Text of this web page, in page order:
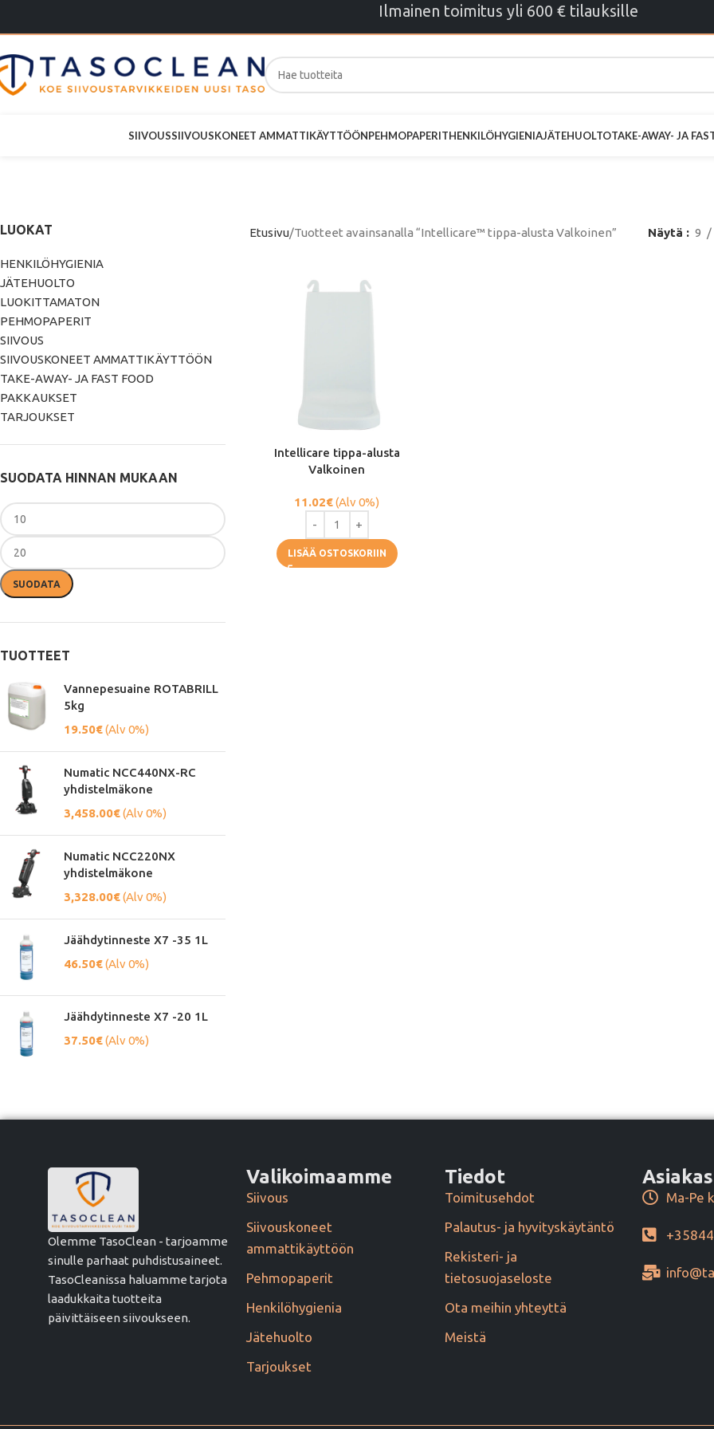
Ilmainen toimitus yli 600 € tilauksille
SIIVOUSSIIVOUSKONEET AMMATTIKÄYTTÖÖNPEHMOPAPERITHENKILÖHYGIENIAJÄTEHUOLTOTAKE-AWAY- JA
LUOKAT
HENKILÖHYGIENIA
JÄTEHUOLTO
LUOKITTAMATON
PEHMOPAPERIT
SIIVOUS
SIIVOUSKONEET AMMATTIKÄYTTÖÖN
TAKE-AWAY- JA FAST FOOD
PAKKAUKSET
TARJOUKSET
SUODATA HINNAN MUKAAN
SUODATA
TUOTTEET
Vannepesuaine ROTABRILL
5kg
19.50€(Alv 0%)
Numatic NCC440NX-RC
yhdistelmäkone
3,458.00€(Alv 0%)
Numatic NCC220NX
yhdistelmäkone
3,328.00€(Alv 0%)
Jäähdytinneste X7 -35 1L
46.50€(Alv 0%)
Jäähdytinneste X7 -20 1L
37.50€(Alv 0%)
Etusivu Tuotteet avainsanalla “Intellicare™ tippa-alusta Valkoinen” Näytä 9
Intellicare tippa-alusta
Valkoinen
11.02€(Alv 0%)
LISÄÄ OSTOSKORIIN
Olemme TasoClean - tarjoamme
sinulle parhaat puhdistusaineet.
TasoCleanissa haluamme tarjota
laadukkaita tuotteita
päivittäiseen siivoukseen.
Valikoimaamme
Siivous
Siivouskoneet
ammattikäyttöön
Pehmopaperit
Henkilöhygienia
Jätehuolto
Tarjoukset
Tiedot
Toimitusehdot
Palautus- ja hyvityskäytäntö
Rekisteri- ja
tietosuojaseloste
Ota meihin yhteyttä
Meistä
Ma-Pe